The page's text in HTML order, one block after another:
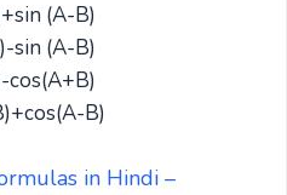
(A-B)
sin (A-B)
cos(A+B)
B)
in Hindi –